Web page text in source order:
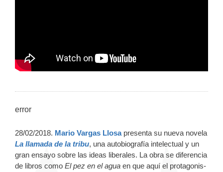
error
28/02/2018. Mario Vargas Llosapresenta su nueva novela
La llamada de la tribu, una autobiografía intelectual y un
gran ensayo sobre las ideas liberales. La obra se diferencia
de libros como El pez en el agua en que aquí el protagonis­